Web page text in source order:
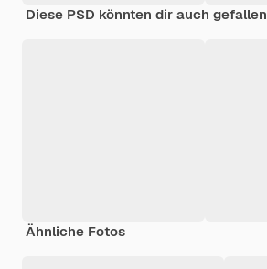
Diese PSD könnten dir auch gefallen
Ähnliche Fotos